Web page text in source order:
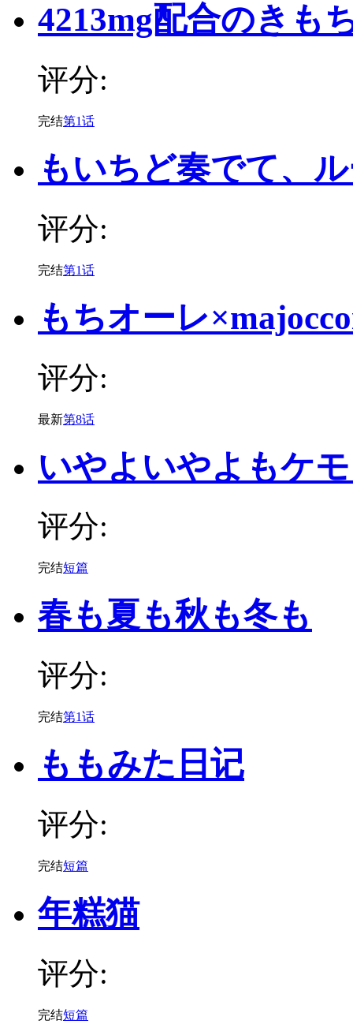
4213mg配合のきも
评分:
完结第1话
もいちど奏でて、
评分:
完结第1话
もちオーレ
评分:
最新第8话
いやよいやよもケ
评分:
完结短篇
春も夏も秋も冬も
评分:
完结第1话
ももみた日记
评分:
完结短篇
年糕猫
评分:
完结短篇